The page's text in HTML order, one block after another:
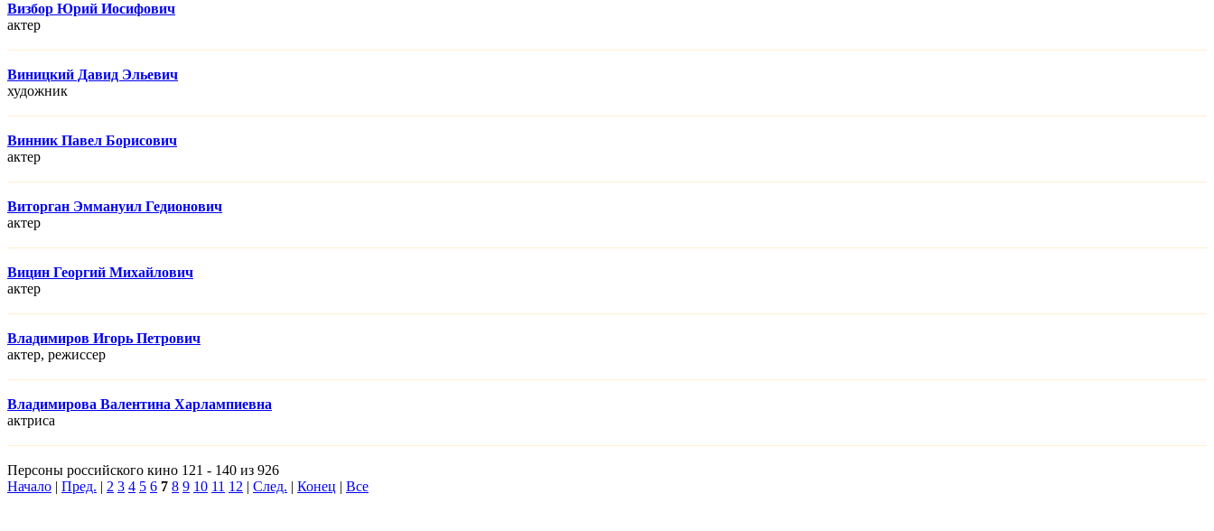
Визбор Юрий Иосифович
актер
Виницкий Давид Эльевич
художник
Винник Павел Борисович
актер
Виторган Эммануил Гедионович
актер
Вицин Георгий Михайлович
актер
Владимиров Игорь Петрович
актер, режисcер
Владимирова Валентина Харлампиевна
актриса
Персоны российского кино 121 - 140 из 926
Начало | Пред. | 2 3 4 5 6 7 8 9 10 11 12 | След. | Конец | Все